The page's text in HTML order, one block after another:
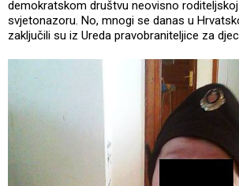
demokratskom društvu neovisno
svjetonazoru. No, mnogi se danas u
zaključili su iz Ureda pravobraniteljice za